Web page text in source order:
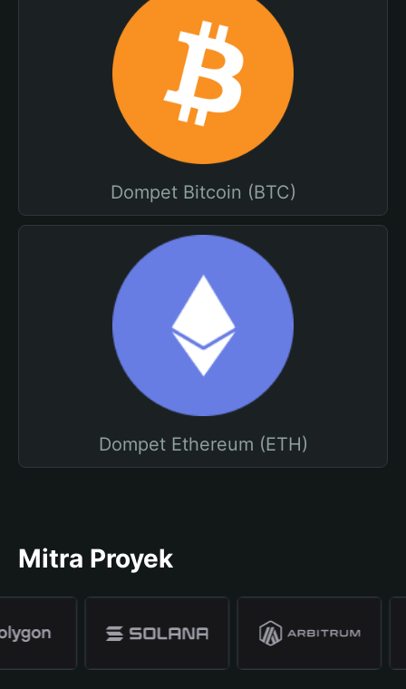
Dompet Bitcoin (BTC)
Dompet Ethereum (ETH)
Mitra Proyek